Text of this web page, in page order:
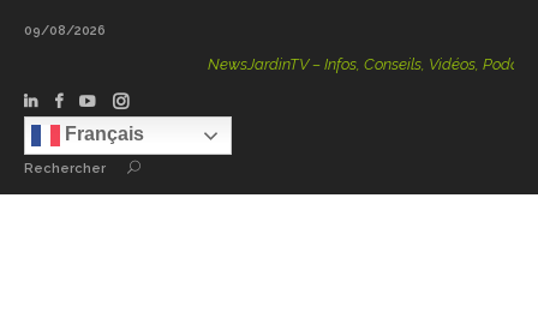
09/08/2026
NewsJardinTV – Infos, Conseils, Vidéos, Podcasts – 100
Français
Rechercher